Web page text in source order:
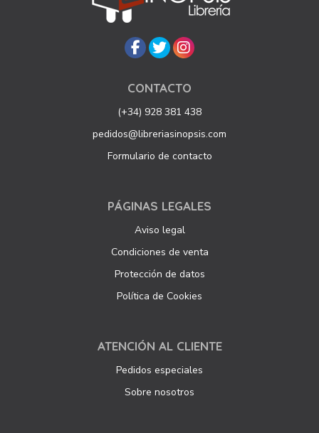
CONTACTO
(+34) 928 381 438
pedidos@libreriasinopsis.com
Formulario de contacto
PÁGINAS LEGALES
Aviso legal
Condiciones de venta
Protección de datos
Política de Cookies
ATENCIÓN AL CLIENTE
Pedidos especiales
Sobre nosotros